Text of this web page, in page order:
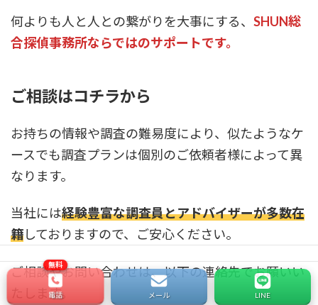
何よりも人と人との繋がりを大事にする、 SHUN総
合探偵事務所ならではのサポートです。
ご相談はコチラから
お持ちの情報や調査の難易度により、似たようなケ
ースでも調査プランは個別のご依頼者様によって異
なります。
当社には経験豊富な調査員とアドバイザーが多数在
籍しておりますので、ご安心ください。
ご相談やお問い合わせは、以下の連絡先でお願いい
たします。
電話 メール LINE